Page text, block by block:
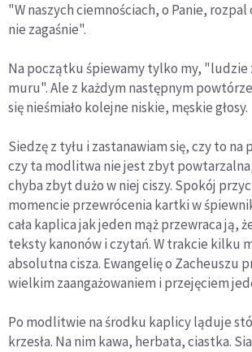
"W naszych ciemnościach, o Panie,
nie zagaśnie".
Na początku śpiewamy tylko my, "ludzie
muru". Ale z każdym następnym
się nieśmiało kolejne niskie, męskie głosy.
Siedzę z tyłu i zastanawiam się, czy to na
czy ta modlitwa nie jest zbyt
chyba zbyt dużo w niej ciszy. Spokój
momencie przewrócenia kartki w
cała kaplica jak jeden mąż przewraca ją,
teksty kanonów i czytań. W trakcie kilku
absolutna cisza. Ewangelię o Zacheuszu
wielkim zaangażowaniem i przejęciem
Po modlitwie na środku kaplicy ląduje
krzesła. Na nim kawa, herbata, ciastka.